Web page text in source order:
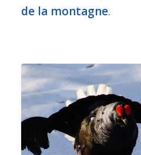
de la montagne.